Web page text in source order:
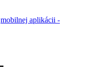
mobilnej aplikácii -